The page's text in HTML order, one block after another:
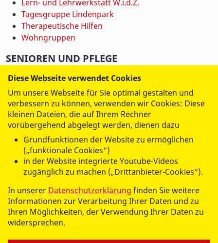
Lern- und Lehrwerkstatt W.i.d.Z.
Tagesgruppe Lindenpark
Therapeutische Hilfen
Wohngruppen
SENIOREN UND PFLEGE
Jobs
Ambulanter Pflegedienst
Betreutes Wohnen
Hauskrankenpflege
Hausnotruf
Kurzzeitpflege
Seniorengerechtes Wohnen
Servicebüro
Senioreneinrichtung
Verhinderungpflege
BILDUNG
Diese Webseite verwendet Cookies
Um unsere Webseite für Sie optimal gestalten und
verbessern zu können, verwenden wir Cookies: Diese
kleinen Dateien, die auf Ihrem Rechner
vorübergehend abgelegt werden, dienen dazu
Grundfunktionen der Website zu ermöglichen
(„funktionale Cookies“)
in der Website integrierte Youtube-Videos
zugänglich zu machen („Drittanbieter-Cookies“).
In unserer Datenschutzerklärung finden Sie weitere
Informationen zur Verarbeitung Ihrer Daten und zu
Ihren Möglichkeiten, der Verwendung Ihrer Daten zu
widersprechen.